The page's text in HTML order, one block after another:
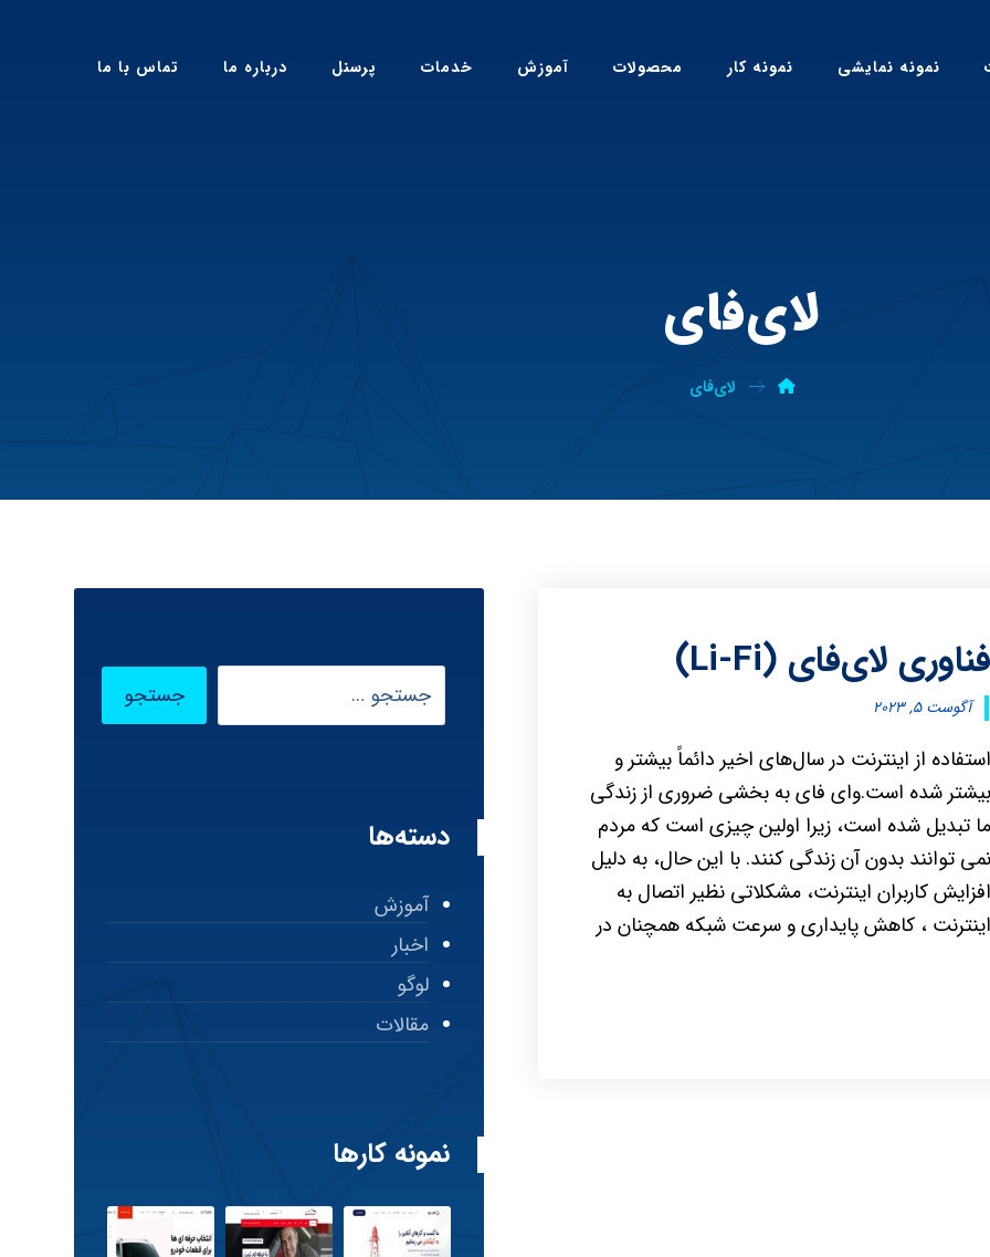
نمونه نمایشی نمونه کار محصولات آموزش خدمات پرسنل درباره ما تماس با ما
لای‌فای
لای‌فای
فناوری لای‌فای (Li-Fi)
آگوست ۵, ۲۰۲۳
استفاده از اینترنت در سال‌های اخیر دائماً بیشتر و
بیشتر شده است.وای فای به بخشی ضروری از زندگی
ما تبدیل شده است، زیرا اولین چیزی است که مردم
نمی توانند بدون آن زندگی کنند. با این حال، به دلیل
افزایش کاربران اینترنت، مشکلاتی نظیر اتصال به
اینترنت ، کاهش پایداری و سرعت شبکه همچنان در
دسته‌ها
آموزش
اخبار
لوگو
مقالات
نمونه کارها